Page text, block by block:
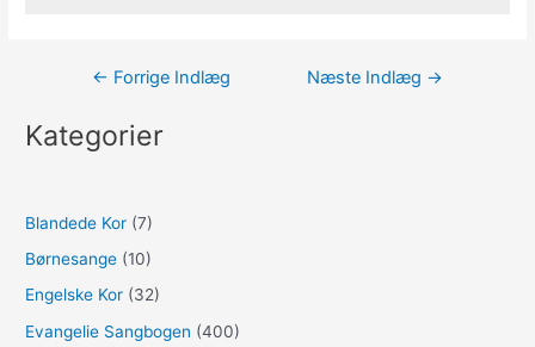
Indlægsnavigation
← Forrige Indlæg Næste Indlæg →
Kategorier
Blandede Kor (7)
Børnesange (10)
Engelske Kor (32)
Evangelie Sangbogen (400)